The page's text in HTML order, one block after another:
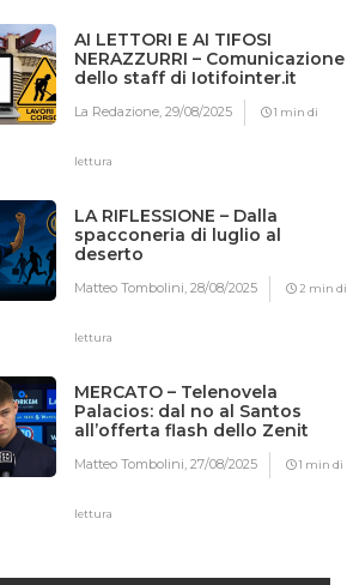
AI LETTORI E AI TIFOSI
NERAZZURRI – Comunicazione
dello staff di Iotifointer.it
La Redazione,29/08/2025 1 min di
lettura
LA RIFLESSIONE – Dalla
spacconeria di luglio al
deserto
Matteo Tombolini,28/08/2025 2 min di
lettura
MERCATO – Telenovela
Palacios: dal no al Santos
all’offerta flash dello Zenit
Matteo Tombolini,27/08/2025 1 min di
lettura